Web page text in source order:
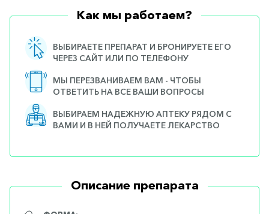
Как мы работаем?
ВЫБИРАЕТЕ ПРЕПАРАТ И БРОНИРУЕТЕ ЕГО
ЧЕРЕЗ САЙТ ИЛИ ПО ТЕЛЕФОНУ
МЫ ПЕРЕЗВАНИВАЕМ ВАМ - ЧТОБЫ
ОТВЕТИТЬ НА ВСЕ ВАШИ ВОПРОСЫ
ВЫБИРАЕМ НАДЕЖНУЮ АПТЕКУ РЯДОМ С
ВАМИ И В НЕЙ ПОЛУЧАЕТЕ ЛЕКАРСТВО
Описание препарата